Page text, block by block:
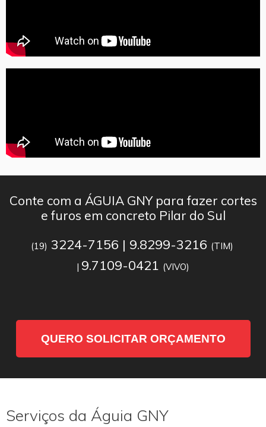
Conte com a ÁGUIA GNY para fazer cortes
e furos em concreto Pilar do Sul
(19) 3224-7156 | 9.8299-3216 (TIM)
| 9.7109-0421 (VIVO)
QUERO SOLICITAR ORÇAMENTO
Serviços da Águia GNY